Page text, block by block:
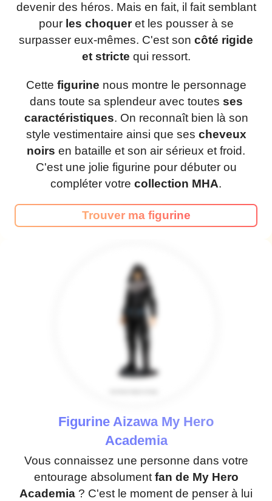
devenir des héros. Mais en fait, il fait semblant
pour les choqueret les pousser à se
surpasser eux-mêmes. C'est son côté rigide
et stricte qui ressort.
Cette figurine nous montre le personnage
dans toute sa splendeur avec toutes ses
caractéristiques. On reconnaît bien là son
style vestimentaire ainsi que ses cheveux
noirs en bataille et son air sérieux et froid.
C'est une jolie figurine pour débuter ou
compléter votre collection MHA.
Trouver ma figurine
Figurine Aizawa My Hero
Academia
Vous connaissez une personne dans votre
entourage absolumentfan de My Hero
Academia ? C'est le moment de penser à lui